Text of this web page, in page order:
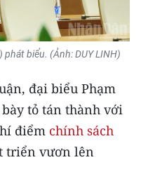
biểu. (Ảnh: DUY LINH)
đại biểu Phạm
tỏ tán thành với
điểm chính sách
triển vươn lên